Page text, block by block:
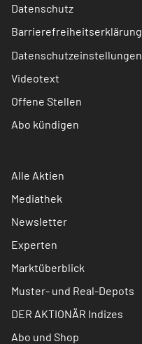
Datenschutz
Barrierefreiheitserklärung
Datenschutzeinstellungen
Videotext
Offene Stellen
Abo kündigen
Alle Aktien
Mediathek
Newsletter
Experten
Marktüberblick
Muster- und Real-Depots
DER AKTIONÄR Indizes
Abo und Shop